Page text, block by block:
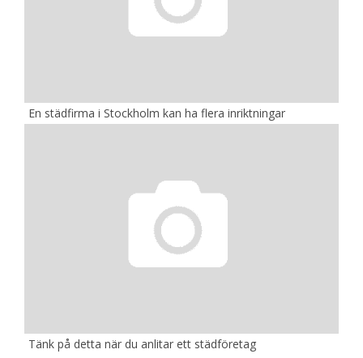
En städfirma i Stockholm kan ha flera inriktningar
Tänk på detta när du anlitar ett städföretag